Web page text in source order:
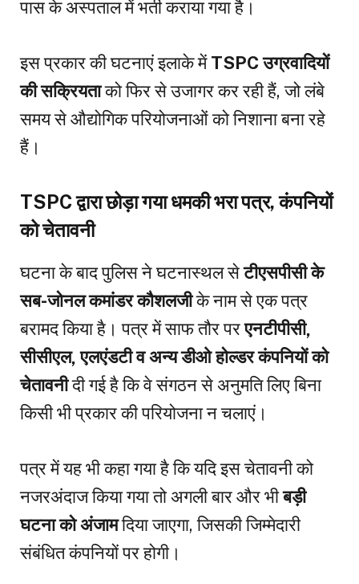
पास के अस्पताल में भर्ती कराया गया है।
इस प्रकार की घटनाएं इलाके मेंTSPC उग्रवादियों
की सक्रियताको फिर से उजागर कर रही हैं, जो लंबे
समय से औद्योगिक परियोजनाओं को निशाना बना रहे
हैं।
TSPC द्वारा छोड़ा गया धमकी भरा पत्र, कंपनियों
को चेतावनी
घटना के बाद पुलिस ने घटनास्थल सेटीएसपीसी के
सब-जोनल कमांडर कौशलजीके नाम से एक पत्र
बरामद किया है। पत्र में साफ तौर परएनटीपीसी,
सीसीएल, एलएंडटी व अन्य डीओ होल्डर कंपनियों को
चेतावनीदी गई है कि वे संगठन से अनुमति लिए बिना
किसी भी प्रकार की परियोजना न चलाएं।
पत्र में यह भी कहा गया है कि यदि इस चेतावनी को
नजरअंदाज किया गया तो अगली बार और भीबड़ी
घटना को अंजामदिया जाएगा, जिसकी जिम्मेदारी
संबंधित कंपनियों पर होगी।